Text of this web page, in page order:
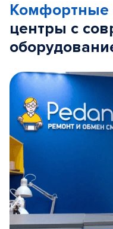
Комфортные
центры с